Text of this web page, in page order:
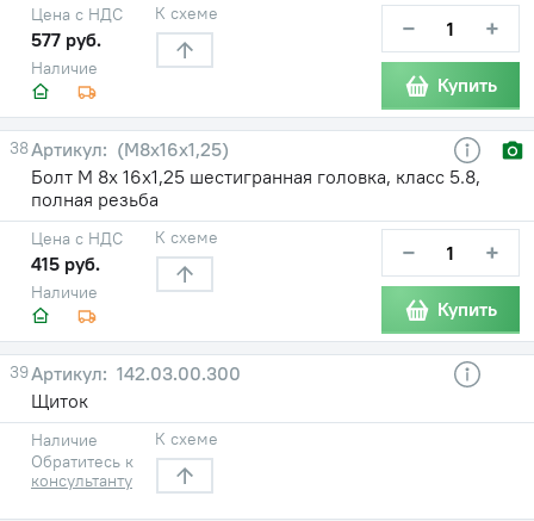
Наличие
Цена с НДС
577 руб.
К схеме − +
Купить
38
(М8х16х1,25)
Болт М 8х 16х1,25 шестигранная головка, класс 5.8,
полная резьба
Наличие
Цена с НДС
415 руб.
К схеме − +
Купить
39
142.03.00.300
Щиток
Наличие
Обратитесь к
консультанту
К схеме